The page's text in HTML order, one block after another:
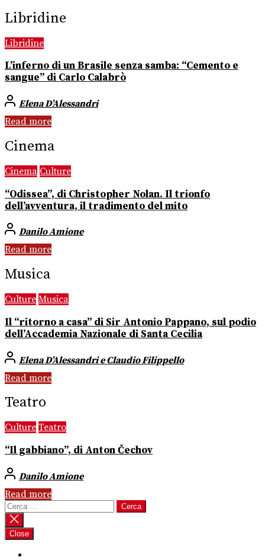
Libridine
Libridine
L’inferno di un Brasile senza samba: “Cemento e
sangue” di Carlo Calabrò
Elena D’Alessandri
Read more
Cinema
Cinema Culture
“Odissea”, di Christopher Nolan. Il trionfo
dell’avventura, il tradimento del mito
Danilo Amione
Read more
Musica
Culture Musica
Il “ritorno a casa” di Sir Antonio Pappano, sul podio
dell’Accademia Nazionale di Santa Cecilia
Elena D’Alessandri e Claudio Filippello
Read more
Teatro
Culture Teatro
“Il gabbiano”, di Anton Čechov
Danilo Amione
Read more
Ricerca
per:
Close